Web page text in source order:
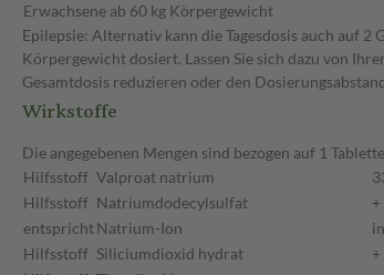
Erwachsene ab 60 kg Körpergewicht
Epilepsie: Alternativ kann die Tagesdosis auch auf
Körpergewicht dosiert. Lassen Sie sich dazu von
Gesamtdosis reduzieren oder den
Wirkstoffe
Die angegebenen Mengen sind bezogen auf 1 Tablette
Hilfsstoff Valproat natrium
Hilfsstoff Natriumdodecylsulfat
+
entsprichtNatrium-Ion
Hilfsstoff Siliciumdioxid hydrat
+